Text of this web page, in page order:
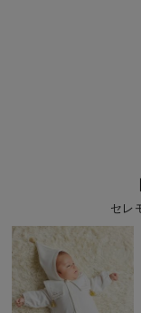
セレ